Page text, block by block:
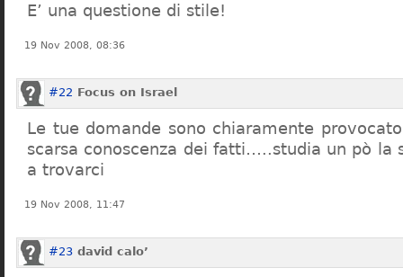
E’ una questione di stile!
19 Nov 2008, 08:36
#22 Focus on Israel
Le tue domande sono chiaramente
scarsa conoscenza dei fatti…..studia un pò la
a trovarci
19 Nov 2008, 11:47
#23 david calo’